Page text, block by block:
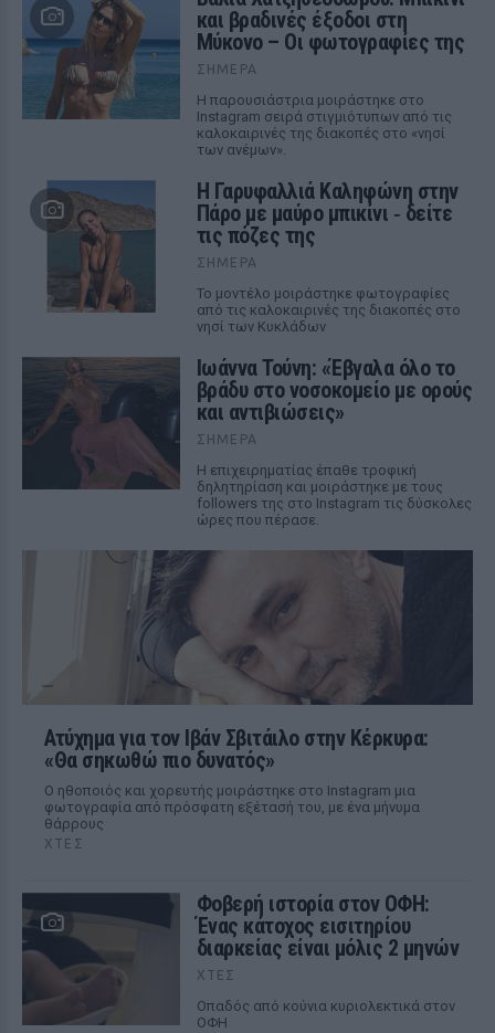
και βραδινές έξοδοι στη
Μύκονο – Οι φωτογραφίες της
ΣΉΜΕΡΑ
Η παρουσιάστρια μοιράστηκε στο
Instagram σειρά στιγμιότυπων από τις
καλοκαιρινές της διακοπές στο «νησί
των ανέμων».
Η Γαρυφαλλιά Καληφώνη στην
Πάρο με μαύρο μπικίνι ‑ δείτε
τις πόζες της
ΣΉΜΕΡΑ
Το μοντέλο μοιράστηκε φωτογραφίες
από τις καλοκαιρινές της διακοπές στο
νησί των Κυκλάδων
Ιωάννα Τούνη: «Έβγαλα όλο το
βράδυ στο νοσοκομείο με ορούς
και αντιβιώσεις»
ΣΉΜΕΡΑ
Η επιχειρηματίας έπαθε τροφική
δηλητηρίαση και μοιράστηκε με τους
followers της στο Instagram τις δύσκολες
ώρες που πέρασε.
Ατύχημα για τον Ιβάν Σβιτάιλο στην Κέρκυρα:
«Θα σηκωθώ πιο δυνατός»
Ο ηθοποιός και χορευτής μοιράστηκε στο Instagram μια
φωτογραφία από πρόσφατη εξέτασή του, με ένα μήνυμα
θάρρους
ΧΤΕΣ
Φοβερή ιστορία στον ΟΦΗ:
Ένας κάτοχος εισιτηρίου
διαρκείας είναι μόλις 2 μηνών
ΧΤΕΣ
Οπαδός από κούνια κυριολεκτικά στον
ΟΦΗ